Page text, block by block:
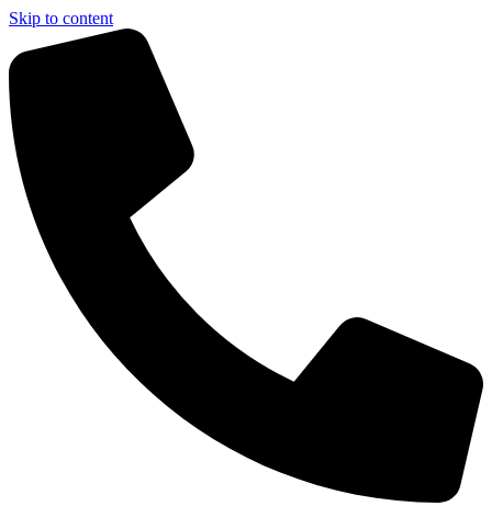
Skip to content